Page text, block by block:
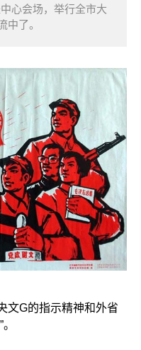
心会场，举行全市大
中了。
G的指示精神和外省